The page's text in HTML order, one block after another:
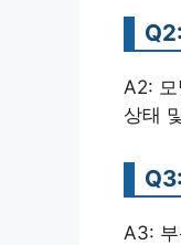
A2:
상태
A3: